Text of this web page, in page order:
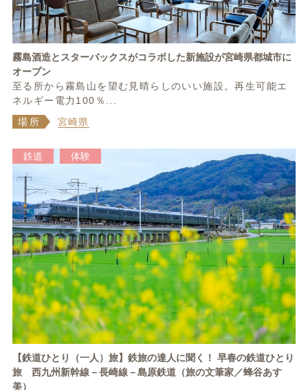
霧島酒造とスターバックスがコラボした新施設が宮崎県都城市に
オープン
至る所から霧島山を望む見晴らしのいい施設。再生可能エ
ネルギー電力100％...
場所
宮崎県
鉄道 体験
【鉄道ひとり（一人）旅】鉄旅の達人に聞く！ 早春の鉄道ひとり
旅 西九州新幹線－長崎線－島原鉄道（旅の文筆家／蜂谷あす
美）